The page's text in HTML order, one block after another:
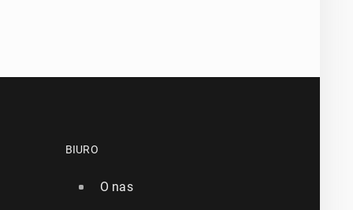
BIURO
O nas